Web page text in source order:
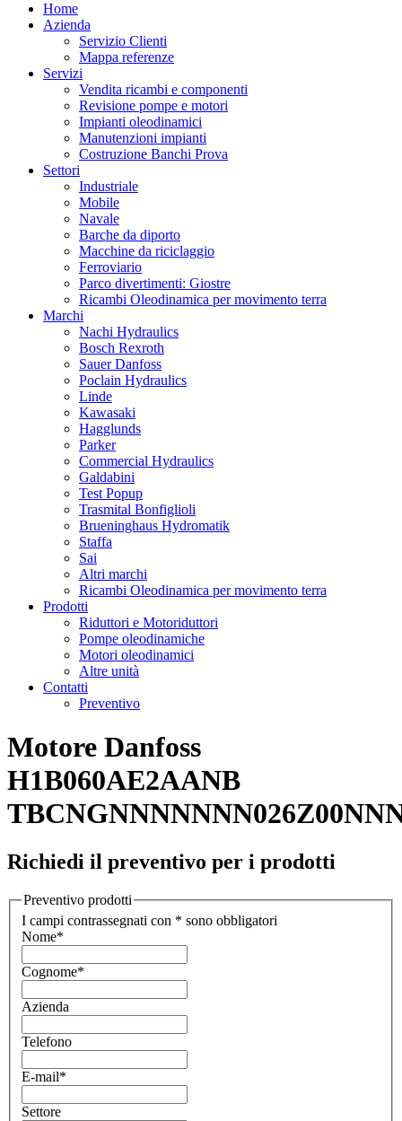
Home
Azienda
Servizio Clienti
Mappa referenze
Servizi
Vendita ricambi e componenti
Revisione pompe e motori
Impianti oleodinamici
Manutenzioni impianti
Costruzione Banchi Prova
Settori
Industriale
Mobile
Navale
Barche da diporto
Macchine da riciclaggio
Ferroviario
Parco divertimenti: Giostre
Ricambi Oleodinamica per movimento terra
Marchi
Nachi Hydraulics
Bosch Rexroth
Sauer Danfoss
Poclain Hydraulics
Linde
Kawasaki
Hagglunds
Parker
Commercial Hydraulics
Galdabini
Test Popup
Trasmital Bonfiglioli
Brueninghaus Hydromatik
Staffa
Sai
Altri marchi
Ricambi Oleodinamica per movimento terra
Prodotti
Riduttori e Motoriduttori
Pompe oleodinamiche
Motori oleodinamici
Altre unità
Contatti
Preventivo
Motore Danfoss
H1B060AE2AANB
Richiedi il preventivo per i prodotti
Preventivo prodotti
I campi contrassegnati con * sono obbligatori
Nome*
Cognome*
Azienda
Telefono
E-mail*
Settore